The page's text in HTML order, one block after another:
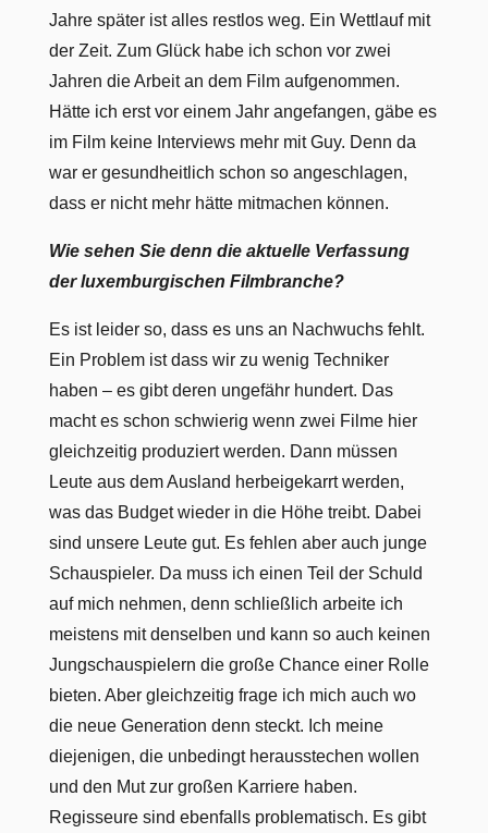
Jahre später ist alles restlos weg. Ein Wettlauf mit
der Zeit. Zum Glück habe ich schon vor zwei
Jahren die Arbeit an dem Film aufgenommen.
Hätte ich erst vor einem Jahr angefangen, gäbe es
im Film keine Interviews mehr mit Guy. Denn da
war er gesundheitlich schon so angeschlagen,
dass er nicht mehr hätte mitmachen können.
Wie sehen Sie denn die aktuelle Verfassung
der luxemburgischen Filmbranche?
Es ist leider so, dass es uns an Nachwuchs fehlt.
Ein Problem ist dass wir zu wenig Techniker
haben – es gibt deren ungefähr hundert. Das
macht es schon schwierig wenn zwei Filme hier
gleichzeitig produziert werden. Dann müssen
Leute aus dem Ausland herbeigekarrt werden,
was das Budget wieder in die Höhe treibt. Dabei
sind unsere Leute gut. Es fehlen aber auch junge
Schauspieler. Da muss ich einen Teil der Schuld
auf mich nehmen, denn schließlich arbeite ich
meistens mit denselben und kann so auch keinen
Jungschauspielern die große Chance einer Rolle
bieten. Aber gleichzeitig frage ich mich auch wo
die neue Generation denn steckt. Ich meine
diejenigen, die unbedingt herausstechen wollen
und den Mut zur großen Karriere haben.
Regisseure sind ebenfalls problematisch. Es gibt